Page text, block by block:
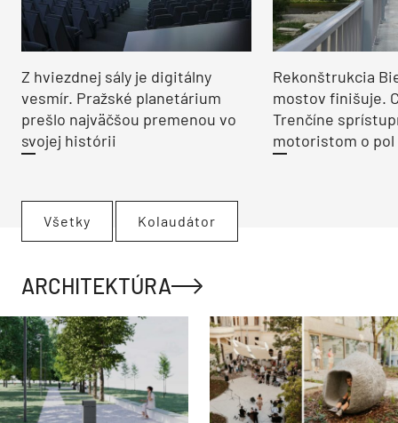
Z hviezdnej sály je digitálny
vesmír. Pražské planetárium
prešlo najväčšou premenou vo
svojej histórii
Rekonštrukcia
mostov finišuje.
Trenčíne
motoristom o pol
Všetky Kolaudátor
ARCHITEKTÚRA